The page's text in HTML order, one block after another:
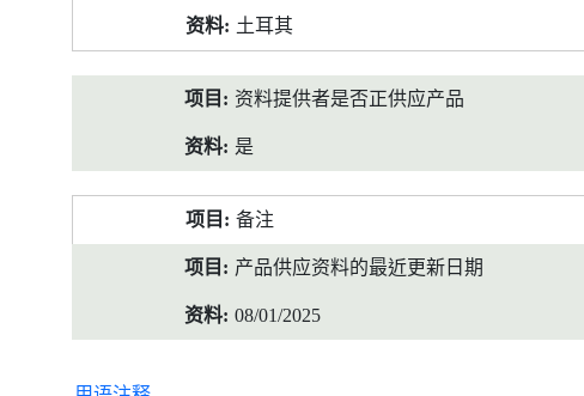
土耳其
资料提供者是否正供应产品
是
备注
产品供应资料的最近更新日期
08/01/2025